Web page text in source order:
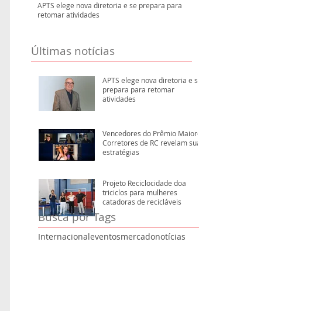
APTS elege nova diretoria e se prepara para
retomar atividades
Busca por Tags
Internacionaleventosmercadonotícias
Últimas notícias
APTS elege nova diretoria e se
prepara para retomar
atividades
Vencedores do Prêmio Maiores
Corretores de RC revelam suas
estratégias
Projeto Reciclocidade doa
triciclos para mulheres
catadoras de recicláveis